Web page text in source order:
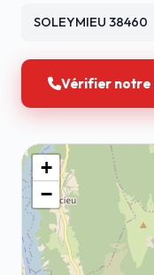
SOLEYMIEU 38460
Vérifier notre
+
−